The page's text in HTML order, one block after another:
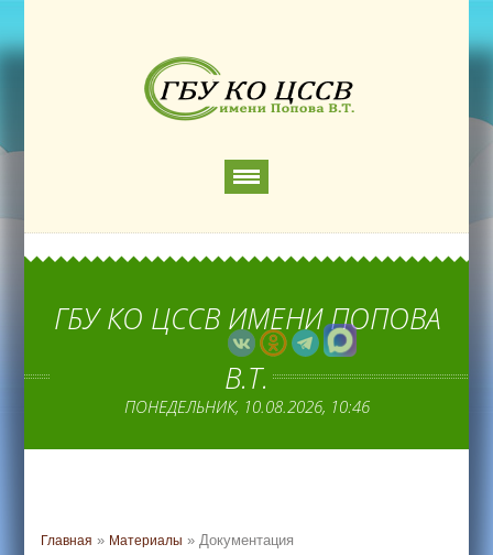
ГБУ КО ЦССВ ИМЕНИ ПОПОВА
В.Т.
ПОНЕДЕЛЬНИК, 10.08.2026, 10:46
Главная » Материалы » Документация